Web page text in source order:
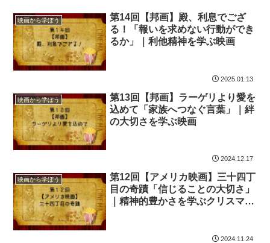
映画から学ぼう
第14回【邦画】殿、利息でござ
る！「報いを求めない行動ができ
るか」｜利他精神を学ぶ映画
2025.01.13
映画から学ぼう
第13回【邦画】ラーゲリより愛を
込めて「家族へつなぐ言葉」｜絆
の大切さを学ぶ映画
2024.12.17
映画から学ぼう
第12回【アメリカ映画】三十四丁
目の奇蹟「信じることの大切さ」
｜精神的豊かさを学ぶクリスマス
2024.11.24